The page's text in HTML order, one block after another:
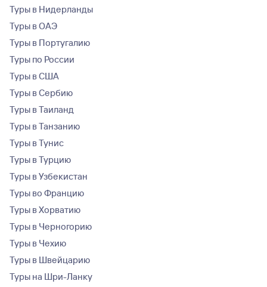
Туры в Нидерланды
Туры в ОАЭ
Туры в Португалию
Туры по России
Туры в США
Туры в Сербию
Туры в Таиланд
Туры в Танзанию
Туры в Тунис
Туры в Турцию
Туры в Узбекистан
Туры во Францию
Туры в Хорватию
Туры в Черногорию
Туры в Чехию
Туры в Швейцарию
Туры на Шри-Ланку